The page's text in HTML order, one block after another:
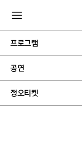
프로그램
공연
정오티켓